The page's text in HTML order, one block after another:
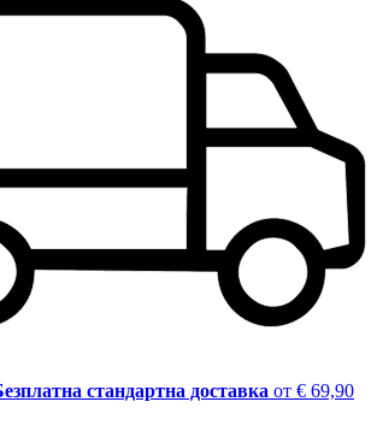
стандартна доставка от € 69,90